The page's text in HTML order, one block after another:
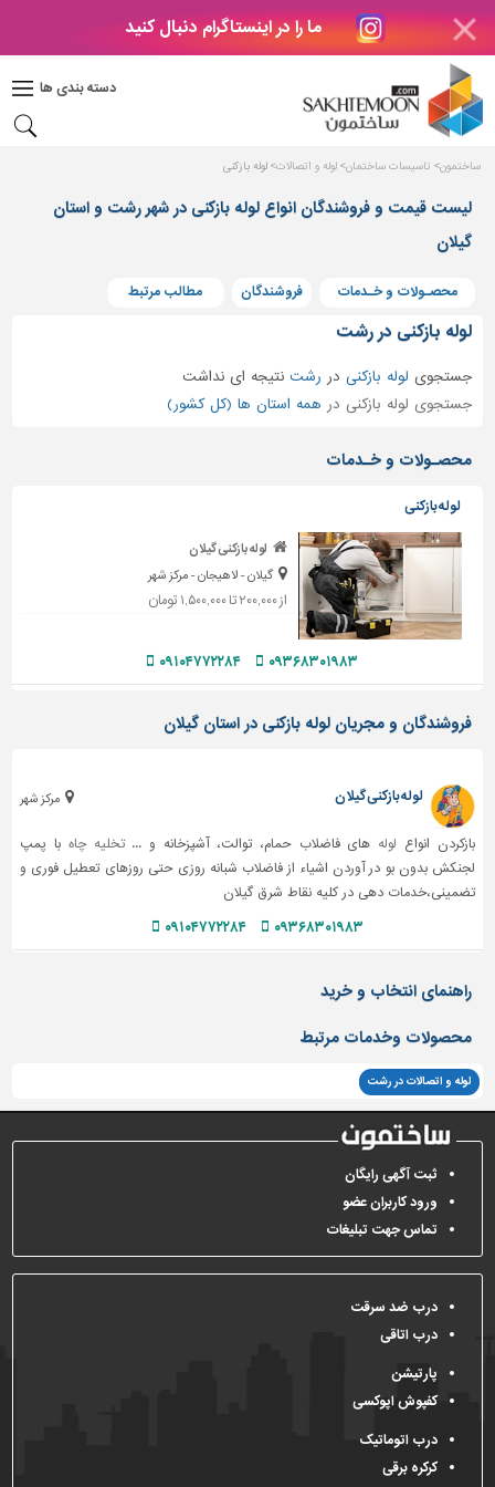
ما را در اینستاگرام دنبال کنید
دسته بندی ها
دکوراسیون
بتن
های
بتنی
پنجره
مصالح
پله،
نرده
حفاظ
دیوارپوش،
و
سنگ
سرویس
بهداشتی
ماشین
برقی،روشنایی،ایمنی
سازی
و
نما
ساز
تاسیسات
ساختمان
شهرسازی،
ترافیک
و
سازه
سایر
ساختمون تاسیسات ساختمان لوله و اتصالات لوله بازکنی
لیست قیمت و فروشندگان انواع لوله بازکنی در شهر رشت و استان
گیلان
محصـولات و خـدمات فروشندگان مطالب مرتبط
لوله بازکنی در رشت
جستجوی لوله بازکنی در رشت نتیجه ای نداشت
جستجوی لوله بازکنی در همه استان ها (کل کشور)
محصـولات و خـدمات
لوله بازکنی
لوله بازکنی گیلان
گیلان - لاهیجان - مرکز شهر
از ۲۰۰,۰۰۰ تا ۱,۵۰۰,۰۰۰ تومان
۰۹۳۶۸۳۰۱۹۸۳ ۰۹۱۰۴۷۷۲۲۸۴
فروشندگان و مجریان لوله بازکنی در استان گیلان
مرکز شهر لوله بازکنی گیلان
بازکردن انواع لوله های فاضلاب حمام، توالت، آشپزخانه و ...تخلیه چاه با پمپ
لجنکش بدون بو در آوردن اشیاء از فاضلاب شبانه روزی حتی روزهای تعطیل فوری و
تضمینی،خدمات دهی در کلیه نقاط شرق گیلان
۰۹۳۶۸۳۰۱۹۸۳ ۰۹۱۰۴۷۷۲۲۸۴
راهنمای انتخاب و خرید
محصولات وخدمات مرتبط
لوله و اتصالات در رشت
ثبت آگهی رایگان
ورود کاربران عضو
تماس جهت تبلیغات
درب ضد سرقت
درب اتاقی
پارتیشن
کفپوش اپوکسی
درب اتوماتیک
کرکره برقی